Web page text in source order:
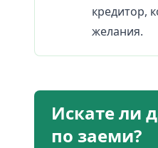
кредитор,
желания.
Искате ли
по заеми?